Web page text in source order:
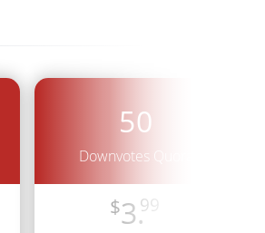
50
Downvotes Quora
$3.99